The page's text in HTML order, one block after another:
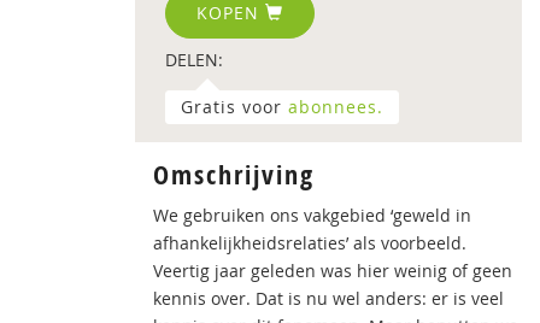
KOPEN
DELEN:
Gratis voor abonnees.
Omschrijving
We gebruiken ons vakgebied ‘geweld in
afhankelijkheidsrelaties’ als voorbeeld.
Veertig jaar geleden was hier weinig of geen
kennis over. Dat is nu wel anders: er is veel